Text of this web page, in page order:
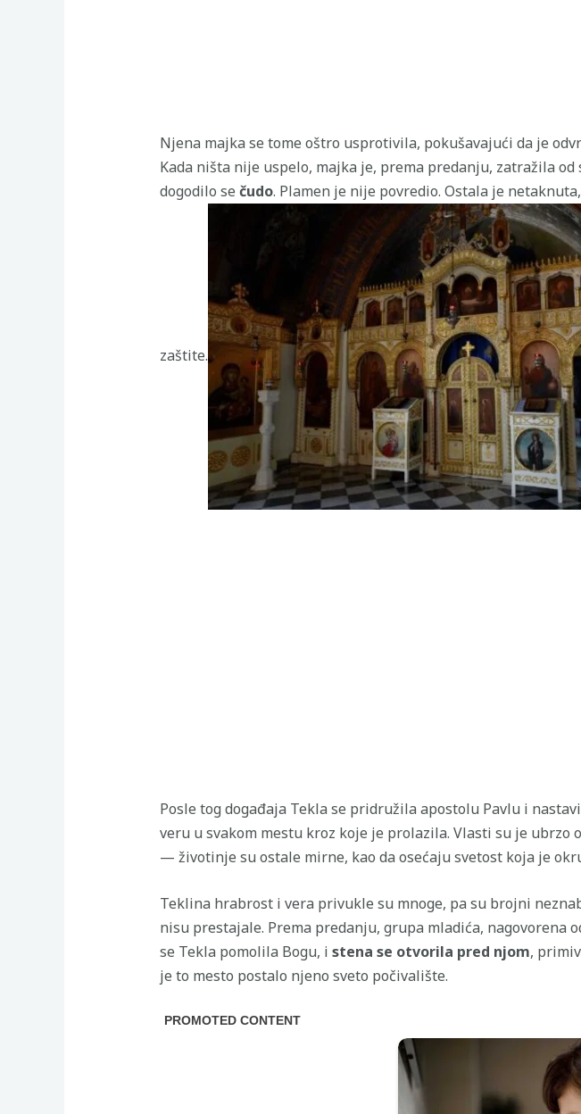
Njena majka se tome oštro usprotivila, pokušavajući da je
Kada ništa nije uspelo, majka je, prema predanju, zatražila
dogodilo se čudo. Plamen je nije povredio. Ostala je
zaštite.
Posle tog događaja Tekla se pridružila apostolu Pavlu i
veru u svakom mestu kroz koje je prolazila. Vlasti su je ubrzo
— životinje su ostale mirne, kao da osećaju svetost koja je
Teklina hrabrost i vera privukle su mnoge, pa su brojni
nisu prestajale. Prema predanju, grupa mladića, nagovorena
se Tekla pomolila Bogu, i stena se otvorila pred njom,
je to mesto postalo njeno sveto počivalište.